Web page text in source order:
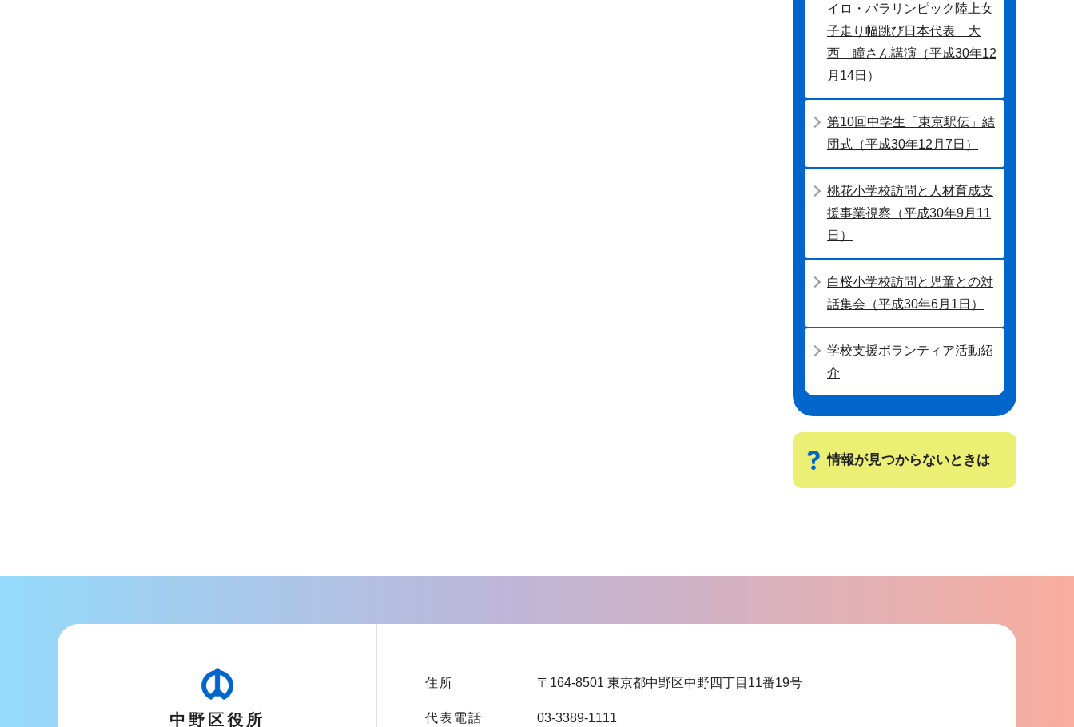
イロ・パラリンピック陸上女
子走り幅跳び日本代表 大
西 瞳さん講演（平成30年12
月14日）
第10回中学生「東京駅伝」結
団式（平成30年12月7日）
桃花小学校訪問と人材育成支
援事業視察（平成30年9月11
日）
白桜小学校訪問と児童との対
話集会（平成30年6月1日）
学校支援ボランティア活動紹
介
情報が見つからないときは
ー
中野区役所
住所 〒164-8501 東京都中野区中野四丁目11番19号
代表電話 03-3389-1111